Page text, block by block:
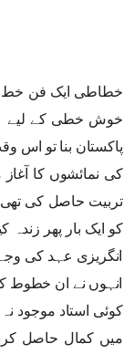
خطاطی ایک فن خط
خوش خطی کے لیے
پاکستان بنا تو اس
کی نمائشوں کا
تربیت حاصل کی
کو ایک بار پھر
انگریزی عہد کی
انہوں نے ان خطوط
کوئی استاد موجود
میں کمال حاصل